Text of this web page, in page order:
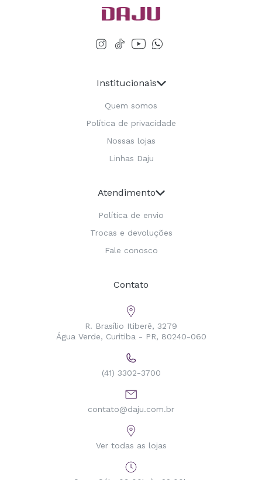
Institucionais
Quem somos
Política de privacidade
Nossas lojas
Linhas Daju
Atendimento
Política de envio
Trocas e devoluções
Fale conosco
Contato
R. Brasílio Itiberê, 3279
Água Verde, Curitiba - PR, 80240-060
(41) 3302-3700
contato@daju.com.br
Ver todas as lojas